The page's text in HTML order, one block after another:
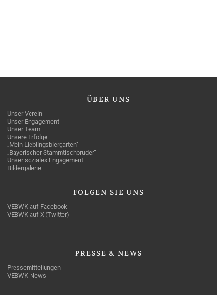
ÜBER UNS
Unser Verein
Unser Engagement
Unser Team
Unsere Erfolge
„Mein Lieblingsbiergarten“
„Bayerischer Stammtischbruder“
Unser soziales Engagement
Bildergalerie
FOLGEN SIE UNS
VEBWK auf Facebook
VEBWK auf X (Twitter)
PRESSE & NEWS
Pressemitteilungen
VEBWK-News